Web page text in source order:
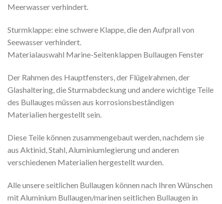
Meerwasser verhindert.
Sturmklappe: eine schwere Klappe, die den Aufprall von
Seewasser verhindert.
Materialauswahl Marine-Seitenklappen Bullaugen Fenster
Der Rahmen des Hauptfensters, der Flügelrahmen, der
Glashaltering, die Sturmabdeckung und andere wichtige Teile
des Bullauges müssen aus korrosionsbeständigen
Materialien hergestellt sein.
Diese Teile können zusammengebaut werden, nachdem sie
aus Aktinid, Stahl, Aluminiumlegierung und anderen
verschiedenen Materialien hergestellt wurden.
Alle unsere seitlichen Bullaugen können nach Ihren Wünschen
mit Aluminium Bullaugen/marinen seitlichen Bullaugen in